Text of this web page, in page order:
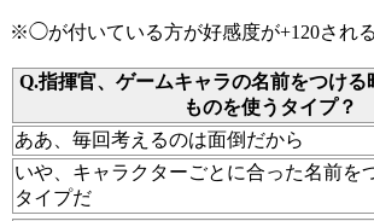
※◯が付いている方が好感度が+120される
Q.指揮官、ゲームキャラの名前をつける
ものを使うタイプ？
ああ、毎回考えるのは面倒だから
いや、キャラクターごとに合った名前を
タイプだ